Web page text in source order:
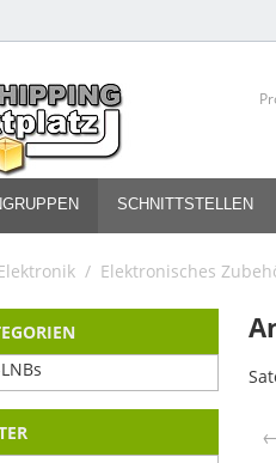
SCHNITTSTELLEN
/ Elektronisches